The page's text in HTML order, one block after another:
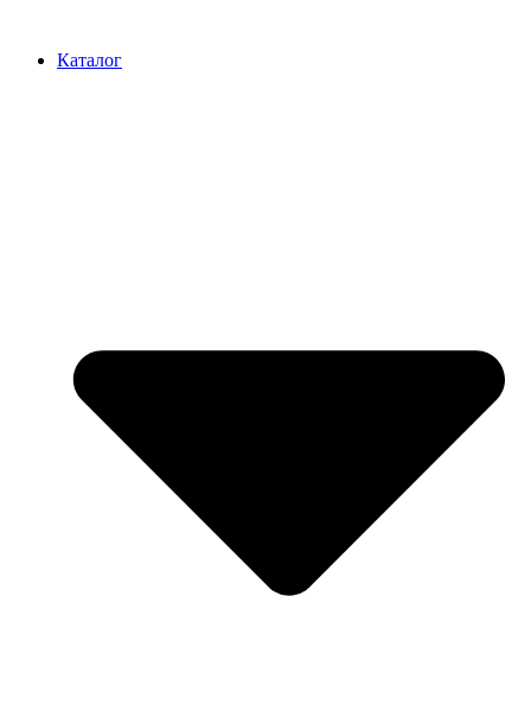
содержимому
Каталог